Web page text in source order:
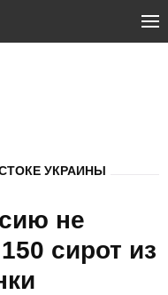
УКРАИНЫ
не
сирот из